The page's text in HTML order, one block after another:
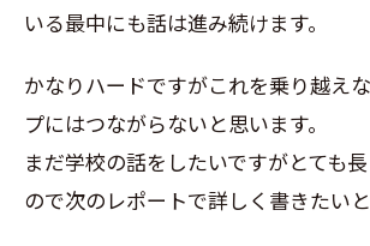
いる最中にも話は進み続けます。
かなりハードですがこれを乗り越え
プにはつながらないと思います。
まだ学校の話をしたいですがとても
ので次のレポートで詳しく書きたい